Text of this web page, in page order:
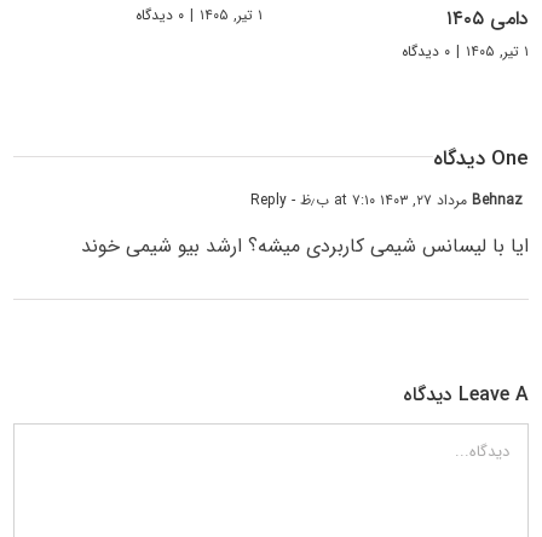
دامی ۱۴۰۵
۱ تیر, ۱۴۰۵ | ۰ دیدگاه
۱ تیر, ۱۴۰۵ | ۰ دیدگاه
One دیدگاه
Behnazمرداد ۲۷, ۱۴۰۳ at ۷:۱۰ ب٫ظ - Reply
ایا با لیسانس شیمی کاربردی میشه؟ ارشد بیو شیمی خوند
Leave A دیدگاه
دیدگاه